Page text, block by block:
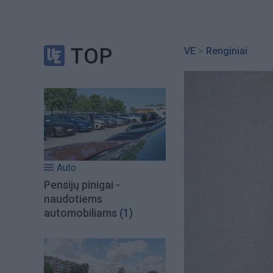
TOP
Auto
Pensijų pinigai -
naudotiems
automobiliams (1)
VE > Renginiai